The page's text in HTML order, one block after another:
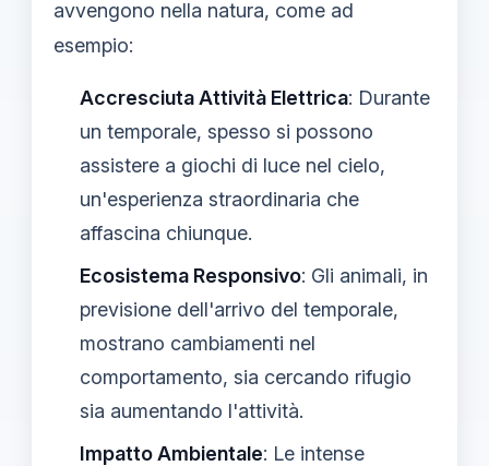
avvengono nella natura, come ad
esempio:
Accresciuta Attività Elettrica: Durante
un temporale, spesso si possono
assistere a giochi di luce nel cielo,
un'esperienza straordinaria che
affascina chiunque.
Ecosistema Responsivo: Gli animali, in
previsione dell'arrivo del temporale,
mostrano cambiamenti nel
comportamento, sia cercando rifugio
sia aumentando l'attività.
Impatto Ambientale: Le intense